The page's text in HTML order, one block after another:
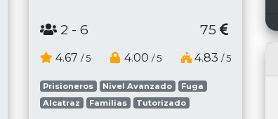
2 - 6 75
4.67 / 5 4.00 / 5 4.83 / 5
Prisioneros Nivel Avanzado
Fuga
Alcatraz
Familias Tutorizado